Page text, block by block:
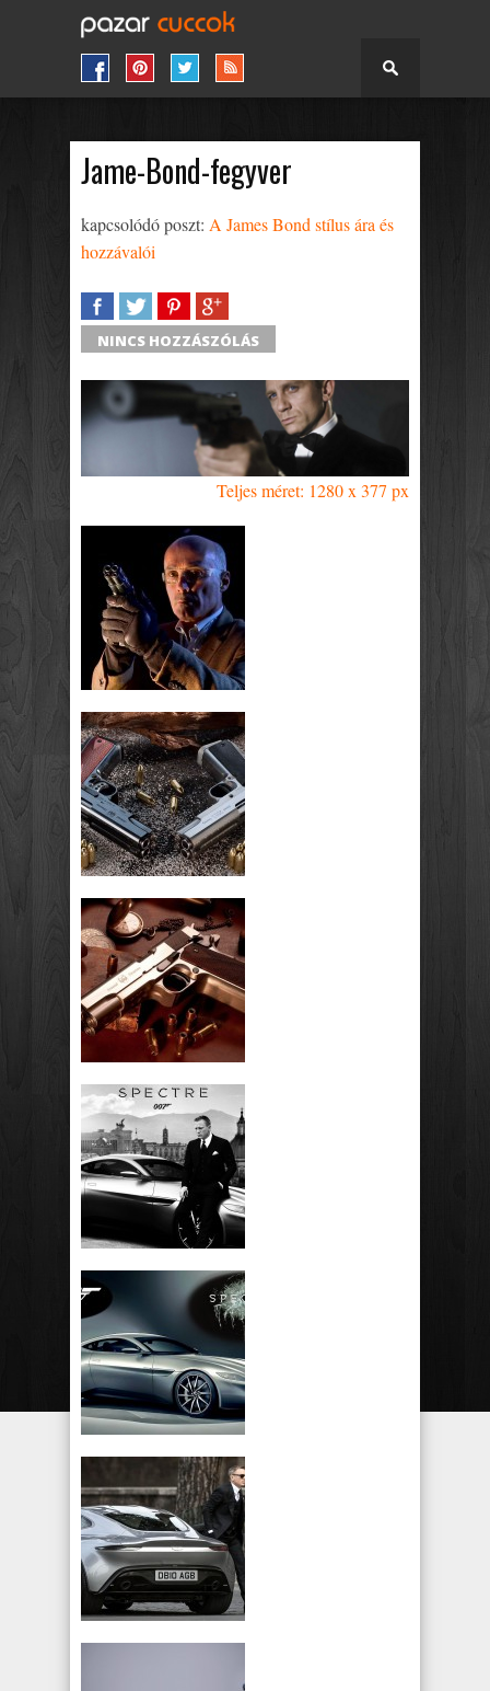
Jame-Bond-fegyver
kapcsolódó poszt: A James Bond stílus ára és
hozzávalói
SHARETWEETSHARESHARE
NINCS HOZZÁSZÓLÁS
Teljes méret: 1280 x 377 px